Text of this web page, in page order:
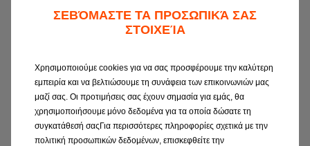
ΖΗΤΗΣΤΕ ΕΝΑ ΡΑΝΤΕΒΟΥ
ΣΕΒΌΜΑΣΤΕ ΤΑ ΠΡΟΣΩΠΙΚΆ ΣΑΣ
ΣΤΟΙΧΕΊΑ
Χρησιμοποιούμε cookies για να σας προσφέρουμε την καλύτερη
εμπειρία και να βελτιώσουμε τη συνάφεια των επικοινωνιών μας
μαζί σας. Οι προτιμήσεις σας έχουν σημασία για εμάς, θα
χρησιμοποιήσουμε μόνο δεδομένα για τα οποία δώσατε τη
συγκατάθεσή σαςΓια περισσότερες πληροφορίες σχετικά με την
πολιτική προσωπικών δεδομένων, επισκεφθείτε την